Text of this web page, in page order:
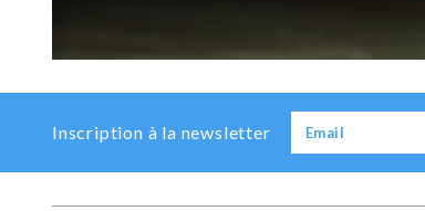
Inscription à la newsletter